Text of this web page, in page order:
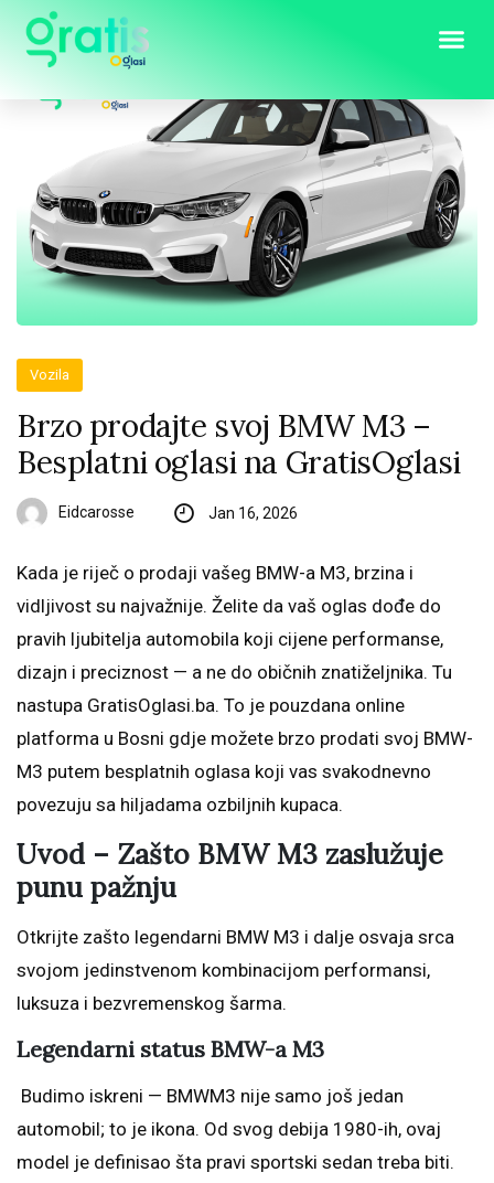
Vozila
Brzo prodajte svoj BMW M3 –
Besplatni oglasi na GratisOglasi
Eidcarosse Jan 16, 2026
Kada je riječ o prodaji vašeg BMW-a M3, brzina i
vidljivost su najvažnije. Želite da vaš oglas dođe do
pravih ljubitelja automobila koji cijene performanse,
dizajn i preciznost — a ne do običnih znatiželjnika. Tu
nastupa GratisOglasi.ba. To je pouzdana online
platforma u Bosni gdje možete brzo prodati svoj BMW-
M3 putem besplatnih oglasa koji vas svakodnevno
povezuju sa hiljadama ozbiljnih kupaca.
Uvod – Zašto BMW M3 zaslužuje
punu pažnju
Otkrijte zašto legendarni BMW M3 i dalje osvaja srca
svojom jedinstvenom kombinacijom performansi,
luksuza i bezvremenskog šarma.
Legendarni status BMW-a M3
Budimo iskreni — BMWM3 nije samo još jedan
automobil; to je ikona. Od svog debija 1980-ih, ovaj
model je definisao šta pravi sportski sedan treba biti.